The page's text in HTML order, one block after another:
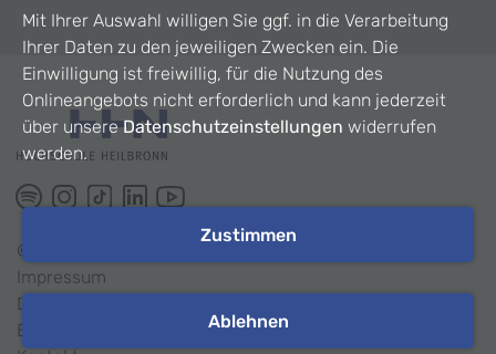
©
Impressum
Datenschutz
Barrierefreiheit
Mit Ihrer Auswahl willigen Sie ggf. in die Verarbeitung
Ihrer Daten zu den jeweiligen Zwecken ein. Die
Einwilligung ist freiwillig, für die Nutzung des
Onlineangebots nicht erforderlich und kann jederzeit
über unsereDatenschutzeinstellungen widerrufen
werden.
Zustimmen
Ablehnen